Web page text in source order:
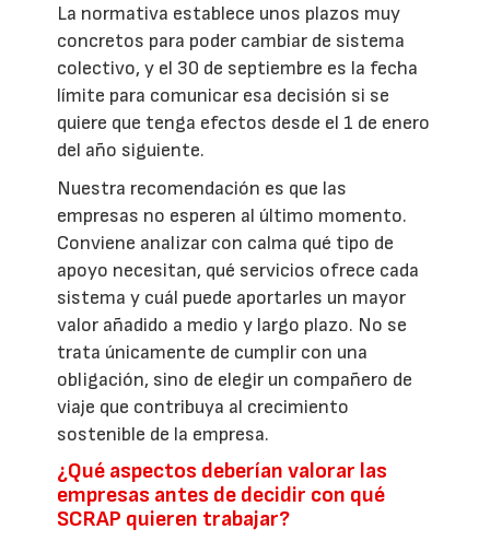
La normativa establece unos plazos muy
concretos para poder cambiar de sistema
colectivo, y el 30 de septiembre es la fecha
límite para comunicar esa decisión si se
quiere que tenga efectos desde el 1 de enero
del año siguiente.
Nuestra recomendación es que las
empresas no esperen al último momento.
Conviene analizar con calma qué tipo de
apoyo necesitan, qué servicios ofrece cada
sistema y cuál puede aportarles un mayor
valor añadido a medio y largo plazo. No se
trata únicamente de cumplir con una
obligación, sino de elegir un compañero de
viaje que contribuya al crecimiento
sostenible de la empresa.
¿Qué aspectos deberían valorar las
empresas antes de decidir con qué
SCRAP quieren trabajar?